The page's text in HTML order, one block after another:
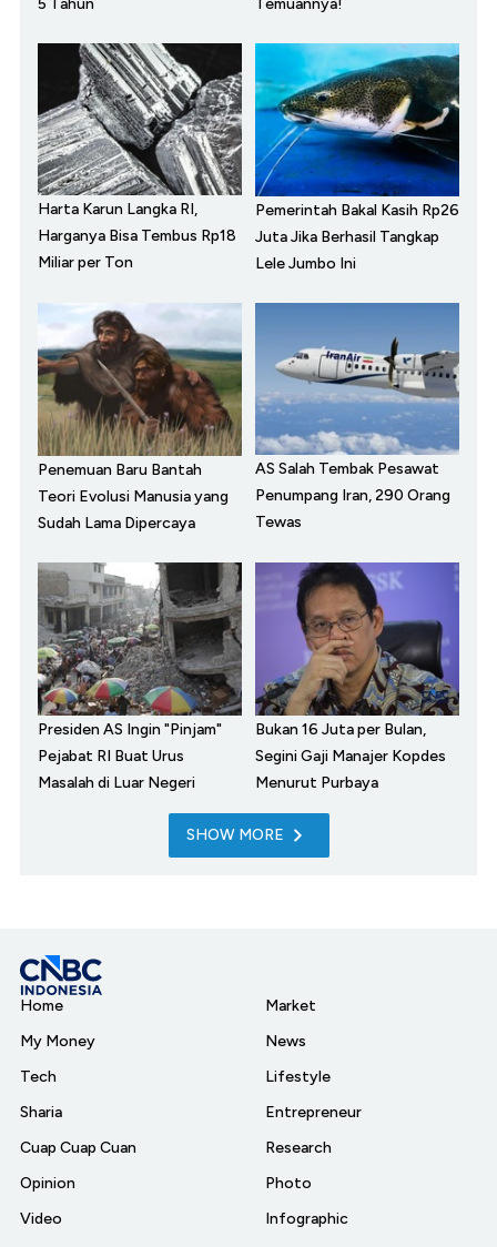
5 Tahun
Temuannya!
Harta Karun Langka RI,
Harganya Bisa Tembus Rp18
Miliar per Ton
Pemerintah Bakal Kasih Rp26
Juta Jika Berhasil Tangkap
Lele Jumbo Ini
Penemuan Baru Bantah
Teori Evolusi Manusia yang
Sudah Lama Dipercaya
AS Salah Tembak Pesawat
Penumpang Iran, 290 Orang
Tewas
Presiden AS Ingin "Pinjam"
Pejabat RI Buat Urus
Masalah di Luar Negeri
Bukan 16 Juta per Bulan,
Segini Gaji Manajer Kopdes
Menurut Purbaya
SHOW MORE
Home
My Money
Tech
Sharia
Cuap Cuap Cuan
Opinion
Video
Market
News
Lifestyle
Entrepreneur
Research
Photo
Infographic